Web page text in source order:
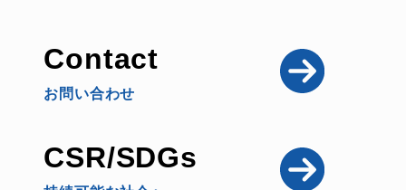
Contact
お問い合わせ
CSR/SDGs